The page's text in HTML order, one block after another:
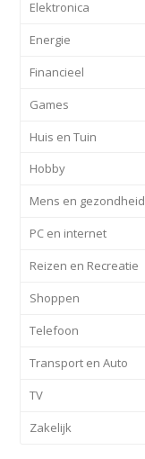
Elektronica
Energie
Financieel
Games
Huis en Tuin
Hobby
Mens en gezondheid
PC en internet
Reizen en Recreatie
Shoppen
Telefoon
Transport en Auto
TV
Zakelijk